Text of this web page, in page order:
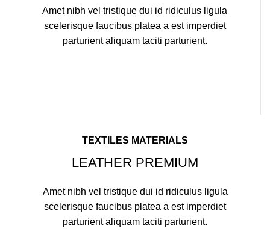
Amet nibh vel tristique dui id ridiculus ligula
scelerisque faucibus platea a est imperdiet
parturient aliquam taciti parturient.
TEXTILES MATERIALS
LEATHER PREMIUM
Amet nibh vel tristique dui id ridiculus ligula
scelerisque faucibus platea a est imperdiet
parturient aliquam taciti parturient.